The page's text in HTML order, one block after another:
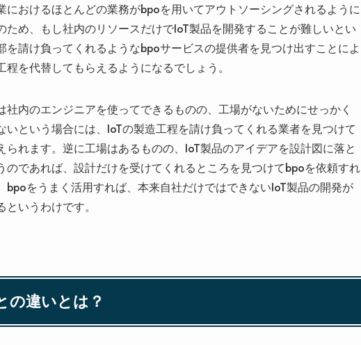
におけるほとんどの業務がbpoを用いてアウトソーシングされるように
ため、もし社内のリソースだけでIoT製品を開発することが難しいとい
を請け負ってくれるようなbpoサービスの提供者を見つけ出すことによ
を代替してもらえるようになるでしょう。
内のエンジニアを使ってできるものの、工場がないためにせっかく
いという場合には、IoTの製造工程を請け負ってくれる業者を見つけて
られます。逆に工場はあるものの、IoT製品のアイデアを設計図に落と
のであれば、設計だけを受けてくれるところを見つけてbpoを依頼すれ
bpoをうまく活用すれば、本来自社だけではできないIoT製品の開発が
いうわけです。
の違いとは？